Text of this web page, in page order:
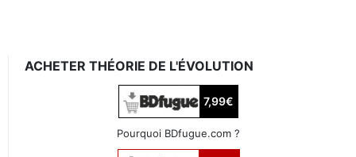
ACHETER THÉORIE DE L'ÉVOLUTION
7,99€
Pourquoi BDfugue.com ?